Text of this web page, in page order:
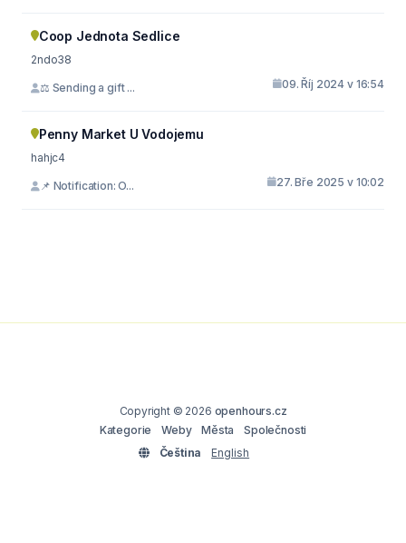
Coop Jednota Sedlice
2ndo38
⚖ Sending a gift ... 09. Říj 2024 v 16:54
Penny Market U Vodojemu
hahjc4
📌 Notification: O... 27. Bře 2025 v 10:02
Copyright © 2026 openhours.cz
Kategorie
Weby Města
Společnosti
Čeština
English